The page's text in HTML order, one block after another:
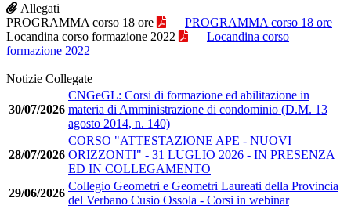
Allegati
PROGRAMMA corso 18 ore
PROGRAMMA corso 18 ore
Locandina corso formazione 2022
Locandina corso
formazione 2022
Notizie Collegate
30/07/2026
CNGeGL: Corsi di formazione ed abilitazione in
materia di Amministrazione di condominio (D.M. 13
agosto 2014, n. 140)
28/07/2026
CORSO "ATTESTAZIONE APE - NUOVI
ORIZZONTI" - 31 LUGLIO 2026 - IN PRESENZA
ED IN COLLEGAMENTO
29/06/2026
Collegio Geometri e Geometri Laureati della Provincia
del Verbano Cusio Ossola - Corsi in webinar